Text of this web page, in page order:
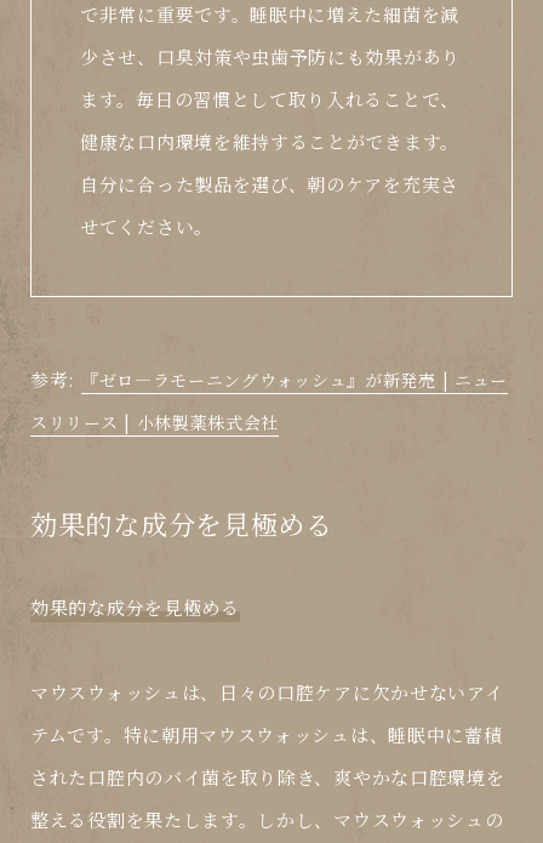
で非常に重要です。睡眠中に増えた細菌を減
少させ、口臭対策や虫歯予防にも効果があり
ます。毎日の習慣として取り入れることで、
健康な口内環境を維持することができます。
自分に合った製品を選び、朝のケアを充実さ
せてください。
参考:
『ゼロ―ラモーニングウォッシュ』が新発売 | ニュー
スリリース | 小林製薬株式会社
効果的な成分を見極める
効果的な成分を見極める
マウスウォッシュは、日々の口腔ケアに欠かせないアイ
テムです。特に朝用マウスウォッシュは、睡眠中に蓄積
された口腔内のバイ菌を取り除き、爽やかな口腔環境を
整える役割を果たします。しかし、マウスウォッシュの